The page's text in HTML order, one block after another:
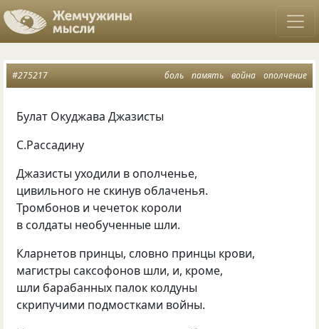
боль память война ополчение
#275217
Булат Окуджава Джазисты
С.Рассадину
Джазисты уходили в ополченье,
цивильного не скинув облаченья.
Тромбонов и чечеток короли
в солдаты необученные шли.
Кларнетов принцы, словно принцы крови,
магистры саксофонов шли, и, кроме,
шли барабанных палок колдуны
скрипучими подмостками войны.